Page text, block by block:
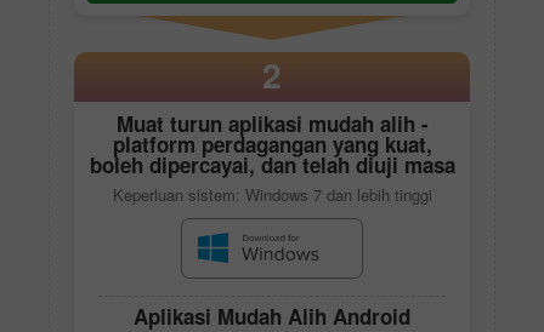
2
Muat turun aplikasi mudah alih -
platform perdagangan yang kuat,
boleh dipercayai, dan telah diuji masa
Keperluan sistem: Windows 7 dan lebih tinggi
Aplikasi Mudah Alih Android